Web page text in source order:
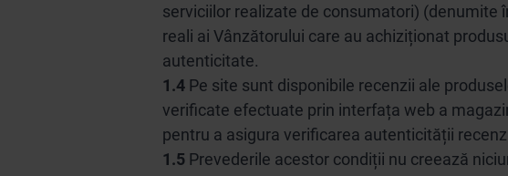
serviciilor realizate de consumatori) (denumite
reali ai Vânzătorului care au achiziționat
autenticitate.
1.4 Pe site sunt disponibile recenzii ale
verificate efectuate prin interfața web a
pentru a asigura verificarea autenticității
1.5 Prevederile acestor condiții nu creează